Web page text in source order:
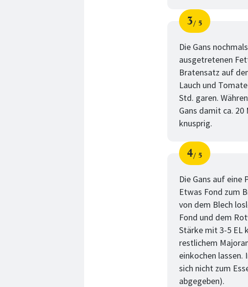
Schritt
3
von
5
Die Gans
ausgetretenen
Bratensatz auf
Lauch und
Std. garen.
Gans damit ca. 20
knusprig.
Schritt
4
von
5
Die Gans auf
Etwas Fond zum
von dem Blech
Fond und dem
Stärke mit 3-5 EL
restlichem
einkochen lassen.
sich nicht zum
abgegeben).